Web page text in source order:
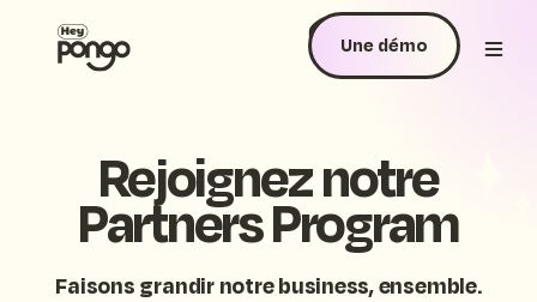
Une démo
Rejoignez notre
Partners Program
Faisons grandir notre business, ensemble.